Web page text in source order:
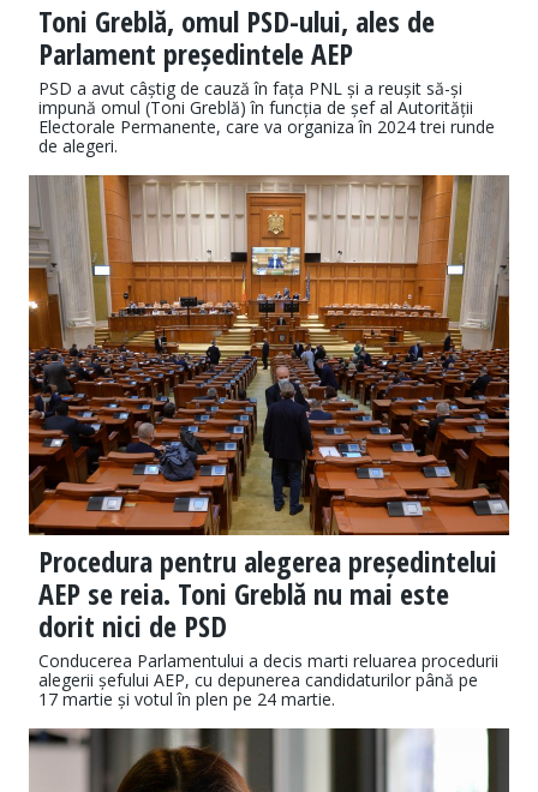
Toni Greblă, omul PSD-ului, ales de
Parlament președintele AEP
PSD a avut câștig de cauză în fața PNL și a reușit să-și
impună omul (Toni Greblă) în funcția de șef al Autorității
Electorale Permanente, care va organiza în 2024 trei runde
de alegeri.
Procedura pentru alegerea președintelui
AEP se reia. Toni Greblă nu mai este
dorit nici de PSD
Conducerea Parlamentului a decis marti reluarea procedurii
alegerii șefului AEP, cu depunerea candidaturilor până pe
17 martie și votul în plen pe 24 martie.